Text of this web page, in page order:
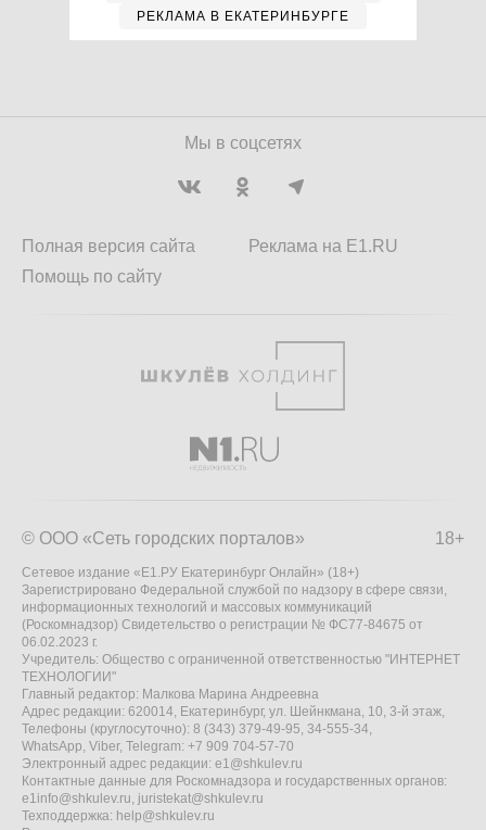
РЕКЛАМА В ЕКАТЕРИНБУРГЕ
Мы в соцсетях
Полная версия сайта
Помощь по сайту
Реклама на E1.RU
18+
© ООО «Сеть городских порталов»
Сетевое издание «Е1.РУ Екатеринбург Онлайн» (18+)
Зарегистрировано Федеральной службой по надзору в сфере связи,
информационных технологий и массовых коммуникаций
(Роскомнадзор) Свидетельство о регистрации № ФС77-84675 от
06.02.2023 г.
Учредитель: Общество с ограниченной ответственностью "ИНТЕРНЕТ
ТЕХНОЛОГИИ"
Главный редактор: Малкова Марина Андреевна
Адрес редакции: 620014, Екатеринбург, ул. Шейнкмана, 10, 3-й этаж,
Телефоны (круглосуточно): 8 (343) 379-49-95, 34-555-34,
WhatsApp, Viber, Telegram: +7 909 704-57-70
Электронный адрес редакции: e1@shkulev.ru
Контактные данные для Роскомнадзора и государственных органов:
e1info@shkulev.ru, juristekat@shkulev.ru
Техподдержка: help@shkulev.ru